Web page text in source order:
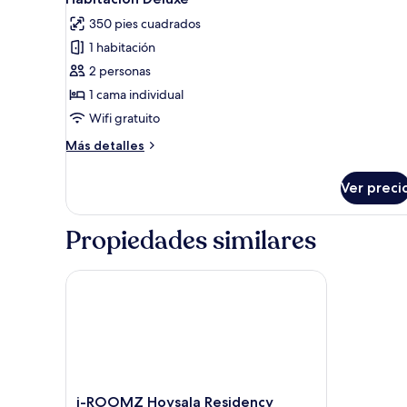
todas
las
fotos
de
Habitación
Deluxe
350 pies cuadrados
1 habitación
2 personas
1 cama individual
Wifi gratuito
Más detalles
Más
Deluxe
Ver
Propiedades similares
i-
i-ROOMZ Hoysala Residency
i-ROOMZ Hoysala Residency